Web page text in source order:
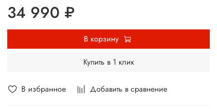
В избранное Добавить в сравнение
34 990 ₽
В корзину
Купить в 1 клик